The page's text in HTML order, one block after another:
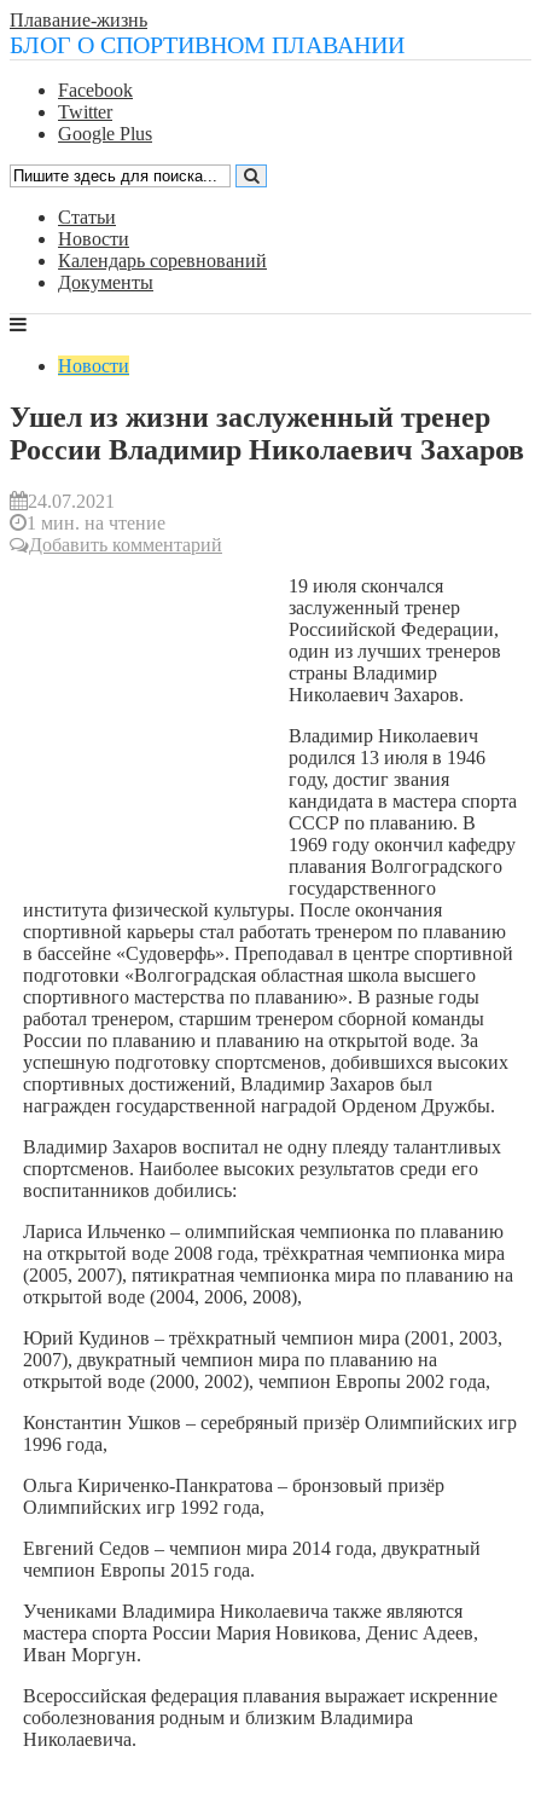
Плавание-жизнь
БЛОГ О СПОРТИВНОМ ПЛАВАНИИ
Facebook
Twitter
Google Plus
Статьи
Новости
Календарь соревнований
Документы
Новости
Ушел из жизни заслуженный тренер
России Владимир Николаевич Захаров
24.07.2021
1 мин. на чтение
Добавить комментарий
19 июля скончался
заслуженный тренер
Россиийской Федерации,
один из лучших тренеров
страны Владимир
Николаевич Захаров.
Владимир Николаевич
родился 13 июля в 1946
году, достиг звания
кандидата в мастера спорта
СССР по плаванию. В
1969 году окончил кафедру
плавания Волгоградского
государственного
института физической культуры. После окончания
спортивной карьеры стал работать тренером по плаванию
в бассейне «Судоверфь». Преподавал в центре спортивной
подготовки «Волгоградская областная школа высшего
спортивного мастерства по плаванию». В разные годы
работал тренером, старшим тренером сборной команды
России по плаванию и плаванию на открытой воде. За
успешную подготовку спортсменов, добившихся высоких
спортивных достижений, Владимир Захаров был
награжден государственной наградой Орденом Дружбы.
Владимир Захаров воспитал не одну плеяду талантливых
спортсменов. Наиболее высоких результатов среди его
воспитанников добились:
Лариса Ильченко – олимпийская чемпионка по плаванию
на открытой воде 2008 года, трёхкратная чемпионка мира
(2005, 2007), пятикратная чемпионка мира по плаванию на
открытой воде (2004, 2006, 2008),
Юрий Кудинов – трёхкратный чемпион мира (2001, 2003,
2007), двукратный чемпион мира по плаванию на
открытой воде (2000, 2002), чемпион Европы 2002 года,
Константин Ушков – серебряный призёр Олимпийских игр
1996 года,
Ольга Кириченко-Панкратова – бронзовый призёр
Олимпийских игр 1992 года,
Евгений Седов – чемпион мира 2014 года, двукратный
чемпион Европы 2015 года.
Учениками Владимира Николаевича также являются
мастера спорта России Мария Новикова, Денис Адеев,
Иван Моргун.
Всероссийская федерация плавания выражает искренние
соболезнования родным и близким Владимира
Николаевича.